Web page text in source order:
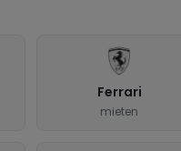
Ferrari
mieten